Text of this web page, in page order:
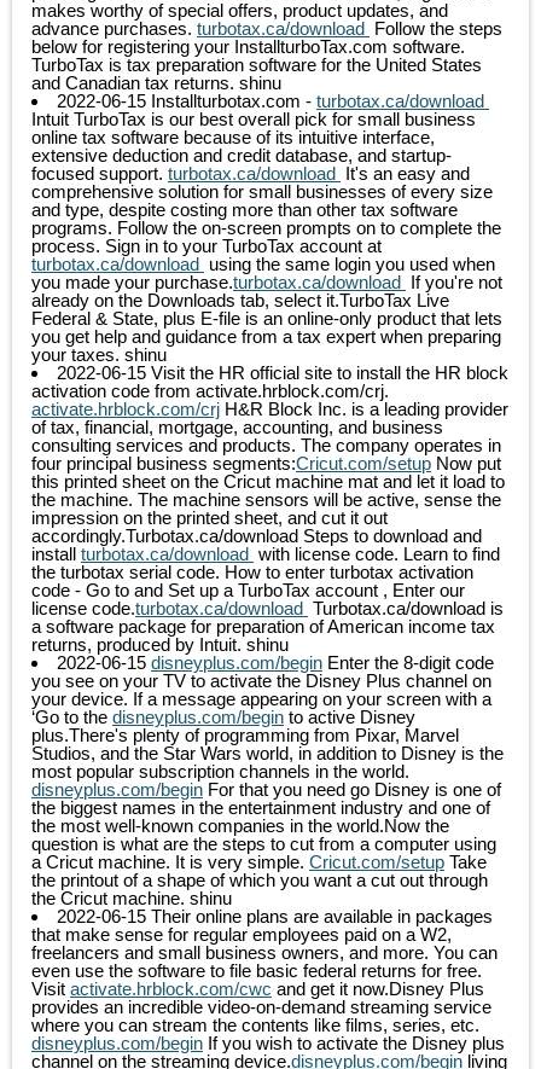
makes worthy of special offers, product updates, and
advance purchases. turbotax.ca/download Follow the steps
below for registering your InstallturboTax.com software.
TurboTax is tax preparation software for the United States
and Canadian tax returns. shinu
2022-06-15 Installturbotax.com - turbotax.ca/download
Intuit TurboTax is our best overall pick for small business
online tax software because of its intuitive interface,
extensive deduction and credit database, and startup-
focused support. turbotax.ca/download It's an easy and
comprehensive solution for small businesses of every size
and type, despite costing more than other tax software
programs. Follow the on-screen prompts on to complete the
process. Sign in to your TurboTax account at
turbotax.ca/download using the same login you used when
you made your purchase.turbotax.ca/download If you're not
already on the Downloads tab, select it.TurboTax Live
Federal & State, plus E-file is an online-only product that lets
you get help and guidance from a tax expert when preparing
your taxes. shinu
2022-06-15 Visit the HR official site to install the HR block
activation code from activate.hrblock.com/crj.
activate.hrblock.com/crj H&R Block Inc. is a leading provider
of tax, financial, mortgage, accounting, and business
consulting services and products. The company operates in
four principal business segments:Cricut.com/setup Now put
this printed sheet on the Cricut machine mat and let it load to
the machine. The machine sensors will be active, sense the
impression on the printed sheet, and cut it out
accordingly.Turbotax.ca/download Steps to download and
install turbotax.ca/download with license code. Learn to find
the turbotax serial code. How to enter turbotax activation
code - Go to and Set up a TurboTax account , Enter our
license code.turbotax.ca/download Turbotax.ca/download is
a software package for preparation of American income tax
returns, produced by Intuit. shinu
2022-06-15 disneyplus.com/begin Enter the 8-digit code
you see on your TV to activate the Disney Plus channel on
your device. If a message appearing on your screen with a
‘Go to the disneyplus.com/begin to active Disney
plus.There's plenty of programming from Pixar, Marvel
Studios, and the Star Wars world, in addition to Disney is the
most popular subscription channels in the world.
disneyplus.com/begin For that you need go Disney is one of
the biggest names in the entertainment industry and one of
the most well-known companies in the world.Now the
question is what are the steps to cut from a computer using
a Cricut machine. It is very simple. Cricut.com/setup Take
the printout of a shape of which you want a cut out through
the Cricut machine. shinu
2022-06-15 Their online plans are available in packages
that make sense for regular employees paid on a W2,
freelancers and small business owners, and more. You can
even use the software to file basic federal returns for free.
Visit activate.hrblock.com/cwc and get it now.Disney Plus
provides an incredible video-on-demand streaming service
where you can stream the contents like films, series, etc.
disneyplus.com/begin If you wish to activate the Disney plus
channel on the streaming device.disneyplus.com/begin living